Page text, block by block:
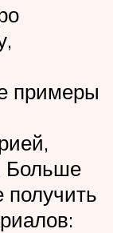
примеры
Больше